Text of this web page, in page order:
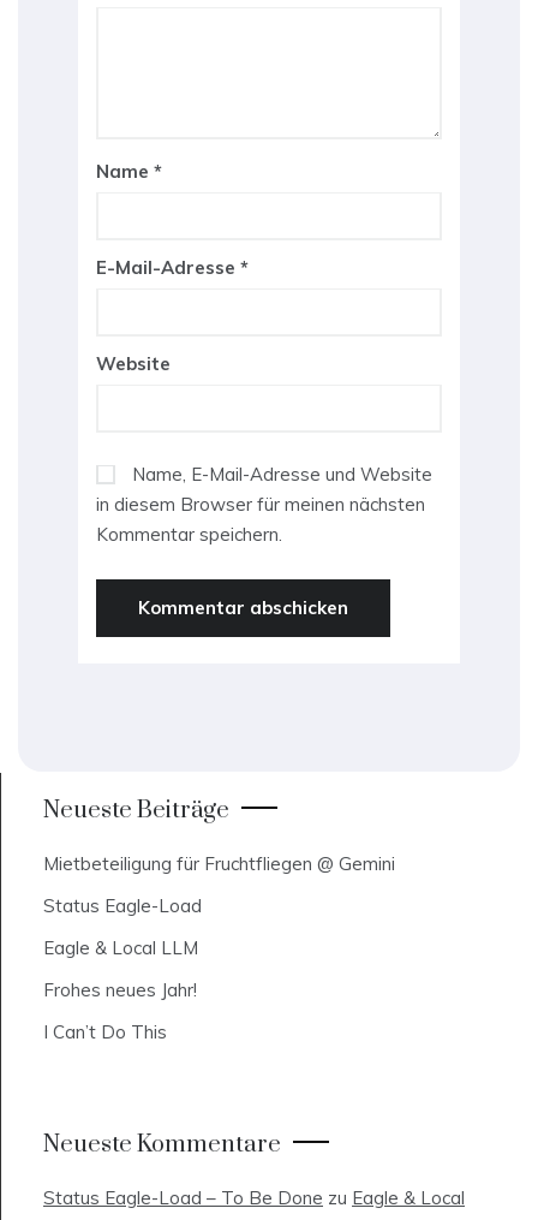
Name *
E-Mail-Adresse *
Website
Name, E-Mail-Adresse und Website
in diesem Browser für meinen nächsten
Kommentar speichern.
Neueste Beiträge
Mietbeteiligung für Fruchtfliegen @ Gemini
Status Eagle-Load
Eagle & Local LLM
Frohes neues Jahr!
I Can’t Do This
Neueste Kommentare
Status Eagle-Load – To Be Done zu Eagle & Local